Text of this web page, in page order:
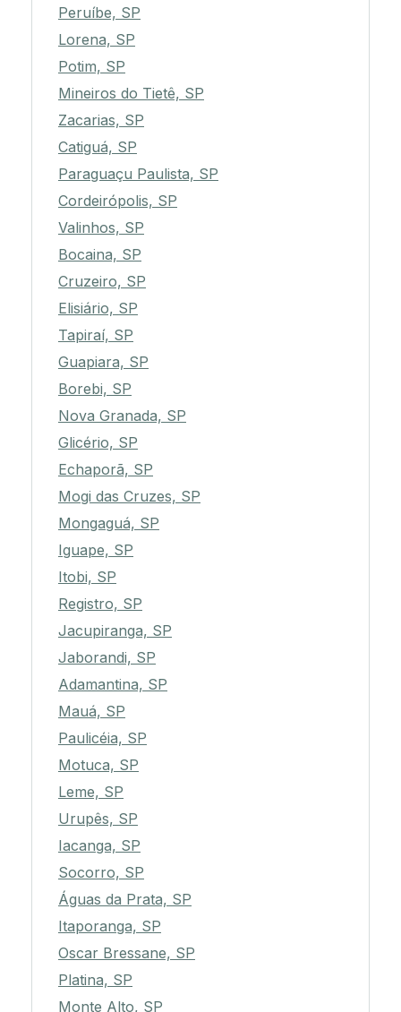
Peruíbe, SP
Lorena, SP
Potim, SP
Mineiros do Tietê, SP
Zacarias, SP
Catiguá, SP
Paraguaçu Paulista, SP
Cordeirópolis, SP
Valinhos, SP
Bocaina, SP
Cruzeiro, SP
Elisiário, SP
Tapiraí, SP
Guapiara, SP
Borebi, SP
Nova Granada, SP
Glicério, SP
Echaporã, SP
Mogi das Cruzes, SP
Mongaguá, SP
Iguape, SP
Itobi, SP
Registro, SP
Jacupiranga, SP
Jaborandi, SP
Adamantina, SP
Mauá, SP
Paulicéia, SP
Motuca, SP
Leme, SP
Urupês, SP
Iacanga, SP
Socorro, SP
Águas da Prata, SP
Itaporanga, SP
Oscar Bressane, SP
Platina, SP
Monte Alto, SP